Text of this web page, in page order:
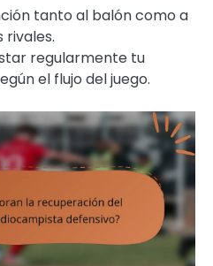
tanto al balón como a
rivales.
regularmente tu
el flujo del juego.